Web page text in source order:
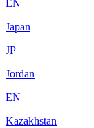
EN
Japan
JP
Jordan
EN
Kazakhstan